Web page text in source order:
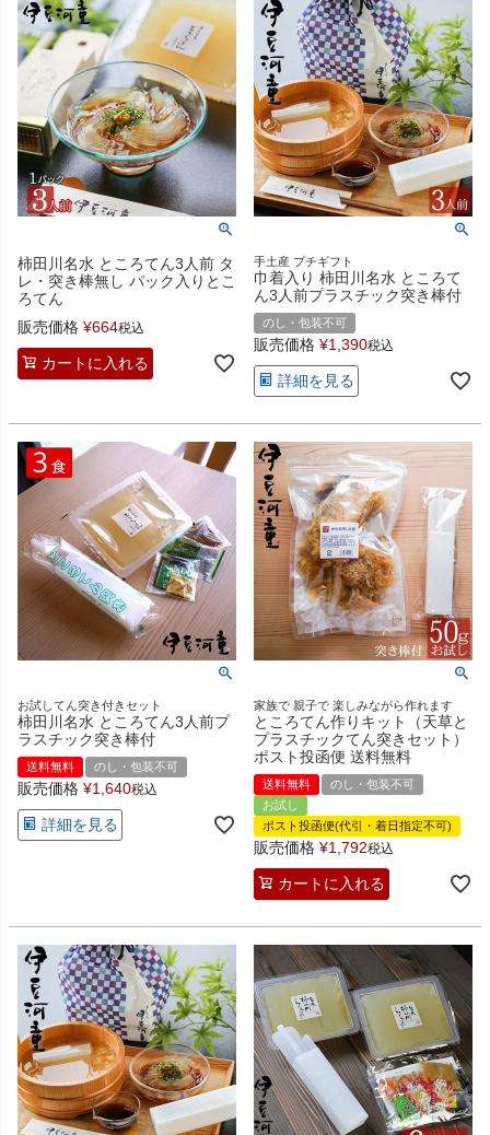
柿田川名水 ところてん3人前 タ
レ・突き棒無し パック入りとこ
ろてん
販売価格 ¥664税込
カートに入れる
手土産 プチギフト
巾着入り 柿田川名水 ところて
ん3人前プラスチック突き棒付
のし・包装不可
販売価格 ¥1,390税込
詳細を見る
お試してん突き付きセット
柿田川名水 ところてん3人前プ
ラスチック突き棒付
送料無料 のし・包装不可
販売価格 ¥1,640税込
詳細を見る
家族で 親子で 楽しみながら作れます
ところてん作りキット（天草と
プラスチックてん突きセット）
ポスト投函便 送料無料
送料無料
のし・包装不可
お試し
ポスト投函便(代引・着日指定不可)
販売価格 ¥1,792税込
カートに入れる